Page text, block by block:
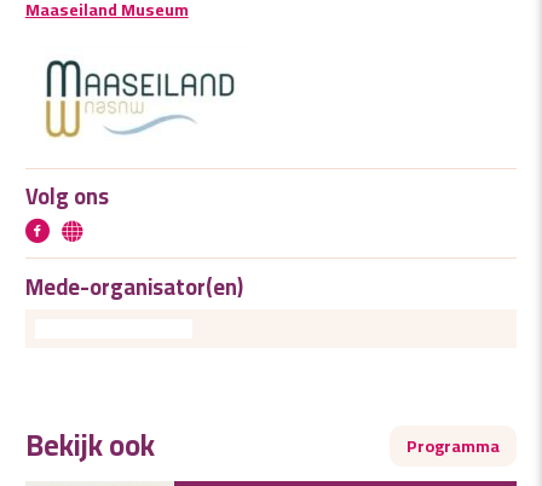
Maaseiland Museum
Volg ons
Mede-organisator(en)
Bekijk ook Programma